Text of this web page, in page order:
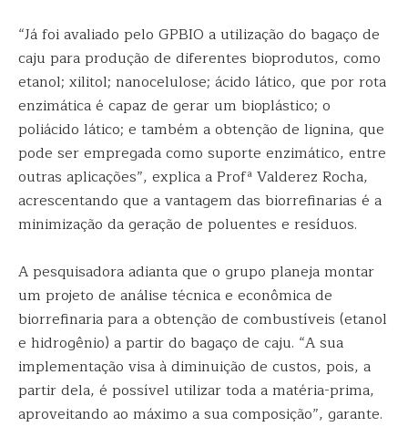
“Já foi avaliado pelo GPBIO a utilização do bagaço de
caju para produção de diferentes bioprodutos, como
etanol; xilitol; nanocelulose; ácido lático, que por rota
enzimática é capaz de gerar um bioplástico; o
poliácido lático; e também a obtenção de lignina, que
pode ser empregada como suporte enzimático, entre
outras aplicações”, explica a Profª Valderez Rocha,
acrescentando que a vantagem das biorrefinarias é a
minimização da geração de poluentes e resíduos.
A pesquisadora adianta que o grupo planeja montar
um projeto de análise técnica e econômica de
biorrefinaria para a obtenção de combustíveis (etanol
e hidrogênio) a partir do bagaço de caju. “A sua
implementação visa à diminuição de custos, pois, a
partir dela, é possível utilizar toda a matéria-prima,
aproveitando ao máximo a sua composição”, garante.